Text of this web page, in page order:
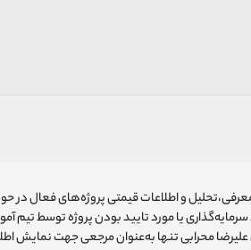
و اطلاعات قیمتی پروژه‌های فعال در
یا مورد تایید بودن پروژه توسط
محرابی تنها به‌عنوان مرجعی جهت نمایش